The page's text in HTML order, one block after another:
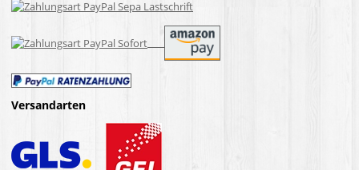
Versandarten